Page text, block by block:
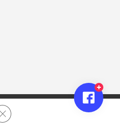
Close GDPR Cookie Banner